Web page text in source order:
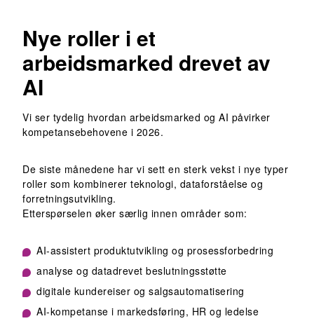
Nye roller i et
arbeidsmarked drevet av
AI
Vi ser tydelig hvordan arbeidsmarked og AI påvirker
kompetansebehovene i 2026.
De siste månedene har vi sett en sterk vekst i nye typer
roller som kombinerer teknologi, dataforståelse og
forretningsutvikling.
Etterspørselen øker særlig innen områder som:
AI-assistert produktutvikling og prosessforbedring
analyse og datadrevet beslutningsstøtte
digitale kundereiser og salgsautomatisering
AI-kompetanse i markedsføring, HR og ledelse